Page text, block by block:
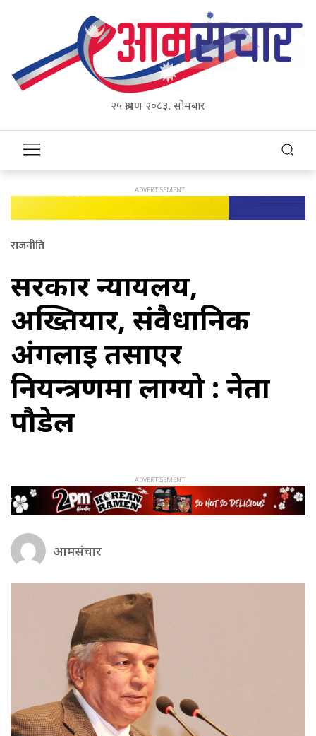
२५ श्रावण २०८३, सोमबार
राजनीति
सरकार न्यायलय,
अख्तियार, संवैधानिक
अंगलाई तर्साएर
नियन्त्रणमा लाग्यो : नेता
पौडेल
आमसंचार